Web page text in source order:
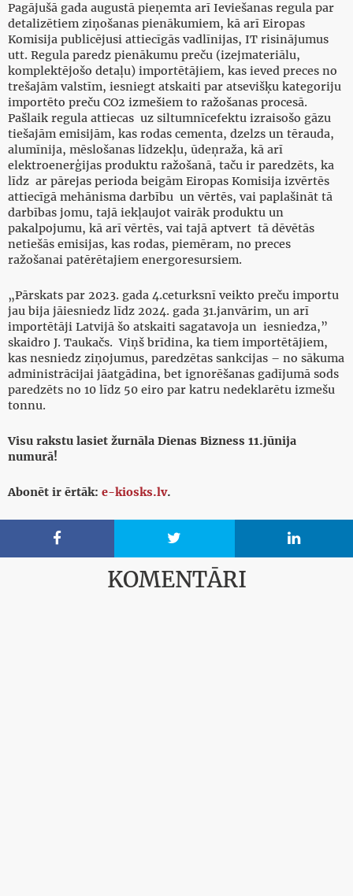
Pagājušā gada augustā pieņemta arī Ieviešanas regula par
detalizētiem ziņošanas pienākumiem, kā arī Eiropas
Komisija publicējusi attiecīgās vadlīnijas, IT risinājumus
utt. Regula paredz pienākumu preču (izejmateriālu,
komplektējošo detaļu) importētājiem, kas ieved preces no
trešajām valstīm, iesniegt atskaiti par atsevišķu kategoriju
importēto preču CO2 izmešiem to ražošanas procesā.
Pašlaik regula attiecas uz siltumnīcefektu izraisošo gāzu
tiešajām emisijām, kas rodas cementa, dzelzs un tērauda,
alumīnija, mēslošanas līdzekļu, ūdeņraža, kā arī
elektroenerģijas produktu ražošanā, taču ir paredzēts, ka
līdz ar pārejas perioda beigām Eiropas Komisija izvērtēs
attiecīgā mehānisma darbību un vērtēs, vai paplašināt tā
darbības jomu, tajā iekļaujot vairāk produktu un
pakalpojumu, kā arī vērtēs, vai tajā aptvert tā dēvētās
netiešās emisijas, kas rodas, piemēram, no preces
ražošanai patērētajiem energoresursiem.
„Pārskats par 2023. gada 4.ceturksnī veikto preču importu
jau bija jāiesniedz līdz 2024. gada 31.janvārim, un arī
importētāji Latvijā šo atskaiti sagatavoja un iesniedza,”
skaidro J. Taukačs. Viņš brīdina, ka tiem importētājiem,
kas nesniedz ziņojumus, paredzētas sankcijas – no sākuma
administrācijai jāatgādina, bet ignorēšanas gadījumā sods
paredzēts no 10 līdz 50 eiro par katru nedeklarētu izmešu
tonnu.
Visu rakstu lasiet žurnāla Dienas Bizness 11.jūnija
numurā!
Abonēt ir ērtāk: e-kiosks.lv.
  
KOMENTĀRI